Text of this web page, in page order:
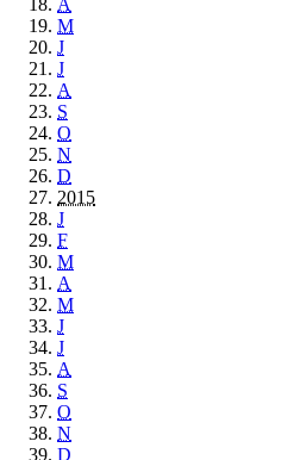
M
J
J
A
S
O
N
D
2015
J
F
M
A
M
J
J
A
S
O
N
D